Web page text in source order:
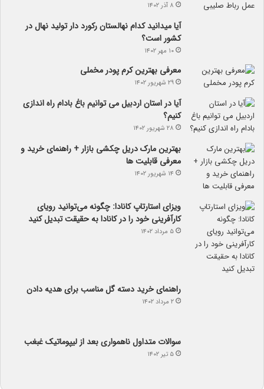
۸ آذر ۱۴۰۲
آیا می­دانید کدام نهالستان رکورد دار تولید نهال­ در
کشور است؟
۱۰ مهر ۱۴۰۲
معرفی بهترین کرم پودر مخملی
۲۹ شهریور ۱۴۰۲
آیا در استان اردبیل می توانیم باغ بادام راه اندازی
کنیم؟
۲۸ شهریور ۱۴۰۲
بهترین مارک دریل چکشی بازار + راهنمای خرید و
معرفی قابلیت ها
۱۴ شهریور ۱۴۰۲
ویزای استارتاپ کانادا: چگونه می‌توانید رویای
کارآفرینی خود را در کانادا به حقیقت تبدیل کنید
۵ مرداد ۱۴۰۲
راهنمای خرید دسته گل مناسب برای هدیه دادن
۲ مرداد ۱۴۰۲
سوالات متداول ناهمواری بعد از لیپوماتیک غبغب
۵ تیر ۱۴۰۲